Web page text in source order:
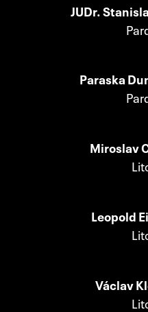
JUDr.
Paraska
Miroslav
Leopold
Václav